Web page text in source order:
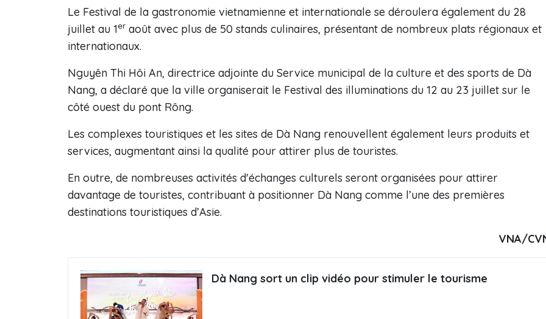
Le Festival de la gastronomie vietnamienne et internationale se déroulera également du 28
juillet au 1er août avec plus de 50 stands culinaires, présentant de nombreux plats régionaux et
internationaux.
Nguyên Thi Hôi An, directrice adjointe du Service municipal de la culture et des sports de Dà
Nang, a déclaré que la ville organiserait le Festival des illuminations du 12 au 23 juillet sur le
côté ouest du pont Rông.
Les complexes touristiques et les sites de Dà Nang renouvellent également leurs produits et
services, augmentant ainsi la qualité pour attirer plus de touristes.
En outre, de nombreuses activités d'échanges culturels seront organisées pour attirer
davantage de touristes, contribuant à positionner Dà Nang comme l’une des premières
destinations touristiques d’Asie.
VNA/
Dà Nang sort un clip vidéo pour stimuler le tourisme